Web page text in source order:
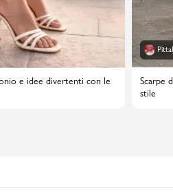
e idee divertenti con le
Scarpe
stile